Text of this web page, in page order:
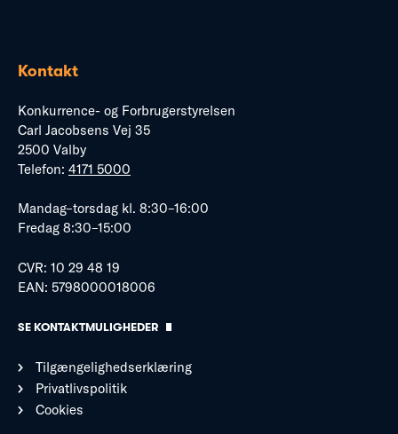
Kontakt
Konkurrence- og Forbrugerstyrelsen
Carl Jacobsens Vej 35
2500 Valby
Telefon: 4171 5000
Mandag–torsdag kl. 8:30–16:00
Fredag 8:30–15:00
CVR: 10 29 48 19
EAN: 5798000018006
SE KONTAKTMULIGHEDER
Tilgængelighedserklæring
Privatlivspolitik
Cookies